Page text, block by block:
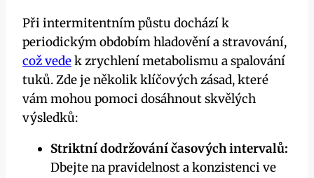
Při intermitentním půstu dochází k
periodickým ‍obdobím ⁢hladovění ‍a stravování,
což vedek zrychlení ‌metabolismu ⁢a ‍spalování
tuků.​ Zde je několik klíčových ​zásad,​ které
vám mohou pomoci dosáhnout skvělých
výsledků:
Striktní dodržování časových intervalů:
Dbejte⁢ na ⁣pravidelnost ‍a ‌konzistenci⁢ ve